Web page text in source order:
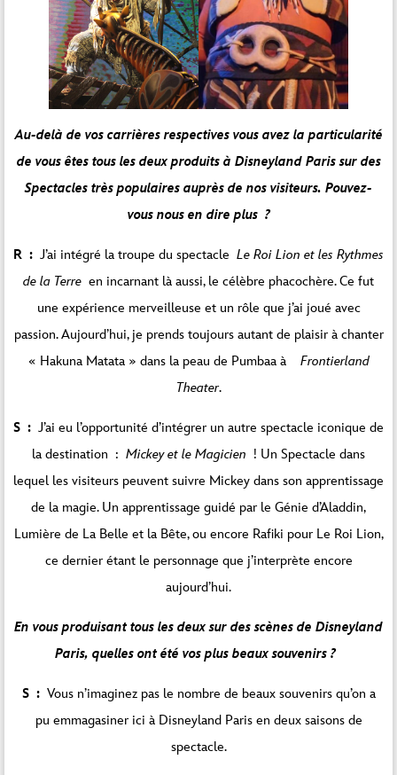
Au-delà de vos carrières respectives vous avez la particularité
de vous êtes tous les deux produits à Disneyland Paris sur des
Spectacles très populaires auprès de nos visiteurs. Pouvez-
vous nous en dire plus ?
R : J’ai intégré la troupe du spectacle Le Roi Lion et les Rythmes
de la Terre en incarnant là aussi, le célèbre phacochère. Ce fut
une expérience merveilleuse et un rôle que j’ai joué avec
passion. Aujourd’hui, je prends toujours autant de plaisir à chanter
« Hakuna Matata » dans la peau de Pumbaa à Frontierland
Theater.
S : J’ai eu l’opportunité d’intégrer un autre spectacle iconique de
la destination : Mickey et le Magicien ! Un Spectacle dans
lequel les visiteurs peuvent suivre Mickey dans son apprentissage
de la magie. Un apprentissage guidé par le Génie d’Aladdin,
Lumière de La Belle et la Bête, ou encore Rafiki pour Le Roi Lion,
ce dernier étant le personnage que j’interprète encore
aujourd’hui.
En vous produisant tous les deux sur des scènes de Disneyland
Paris, quelles ont été vos plus beaux souvenirs ?
S :Vous n’imaginez pas le nombre de beaux souvenirs qu’on a
pu emmagasiner ici à Disneyland Paris en deux saisons de
spectacle.